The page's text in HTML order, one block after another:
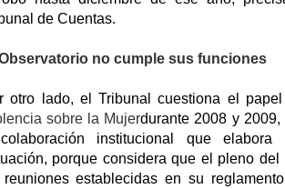
de Cuentas.
no cumple sus funciones
otro lado, el Tribunal cuestiona el
sobre la Mujerdurante 2008 y
institucional que elabora
porque considera que el pleno
establecidas en su